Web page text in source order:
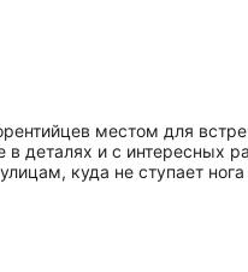
местом для
деталях и с интересных
куда не ступает нога